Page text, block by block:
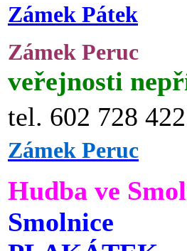
Zámek Pátek
Zámek Peruc
veřejnosti
tel. 602 728 422
Zámek Peruc
Hudba ve
Smolnice